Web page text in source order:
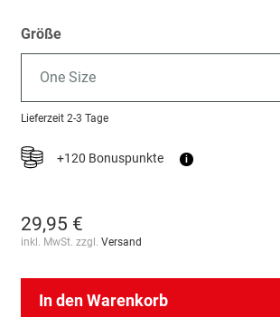
Größe
One Size
Lieferzeit 2-3 Tage
+120 Bonuspunkte i
29,95 €
inkl. MwSt. zzgl. Versand
In den Warenkorb